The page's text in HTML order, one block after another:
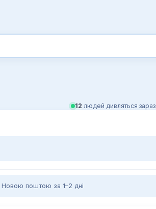
12 людей дивляться зараз
Новою поштою за 1–2 дні